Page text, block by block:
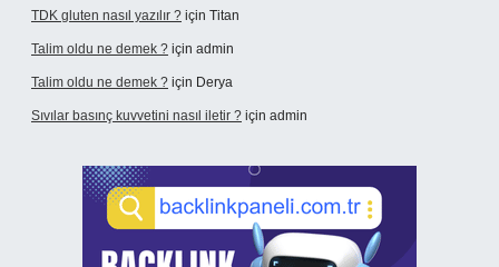
TDK gluten nasıl yazılır ? için Titan
Talim oldu ne demek ? için admin
Talim oldu ne demek ? için Derya
Sıvılar basınç kuvvetini nasıl iletir ? için admin